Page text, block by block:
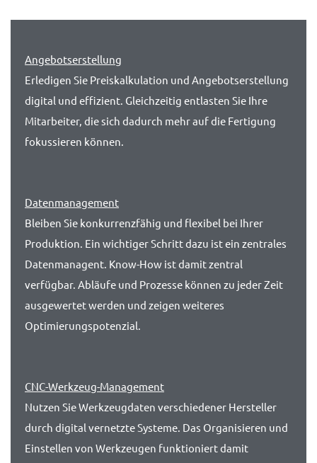
Angebotserstellung
Erledigen Sie Preiskalkulation und Angebots­erstellung
digital und effizient. Gleichzeitig entlasten Sie Ihre
Mitarbeiter, die sich dadurch mehr auf die Fertigung
fokussieren können.
Datenmanagement
Bleiben Sie konkurrenzfähig und flexibel bei Ihrer
Produktion. Ein wichtiger Schritt dazu ist ein zentrales
Datenmanagent. Know-How ist damit zentral
verfügbar. Abläufe und Prozesse können zu jeder Zeit
ausgewertet werden und zeigen weiteres
Optimierungspotenzial.
CNC-Werkzeug-Management
Nutzen Sie Werkzeugdaten verschiedener Hersteller
durch digital vernetzte Systeme. Das Organisieren und
Einstellen von Werkzeugen funktioniert damit